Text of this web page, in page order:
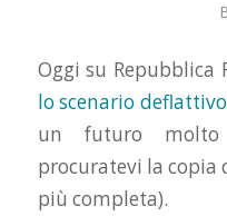
Oggi su Repubblica
lo scenario deflattivo
un futuro molto
procuratevi la copia
più completa).